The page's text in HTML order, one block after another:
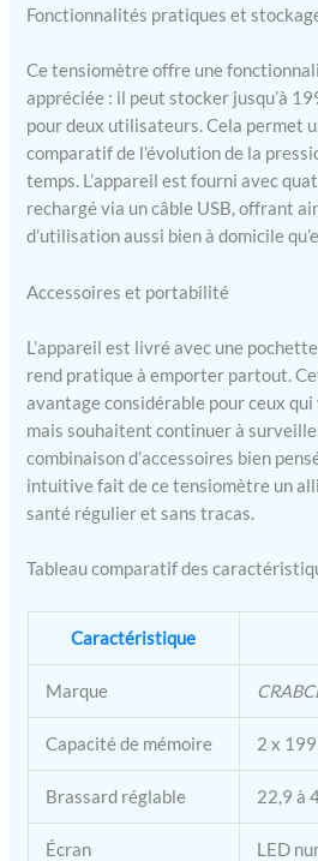
Fonctionnalités pratiques et
Ce tensiomètre offre une
appréciée : il peut stocker jusqu’à
pour deux utilisateurs. Cela permet
comparatif de l’évolution de la
temps. L’appareil est fourni avec
rechargé via un câble USB, offrant
d’utilisation aussi bien à domicile
Accessoires et portabilité
L’appareil est livré avec une
rend pratique à emporter partout.
avantage considérable pour ceux
mais souhaitent continuer à
combinaison d’accessoires bien
intuitive fait de ce tensiomètre un
santé régulier et sans tracas.
Tableau comparatif des
Caractéristique
Marque
Capacité de mémoire 2 x
Brassard réglable 22,9 à
Écran LED